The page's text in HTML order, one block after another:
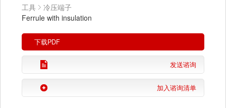
工具
冷压端子
Ferrule with insulation
下载PDF
发送谘询
加入谘询清单